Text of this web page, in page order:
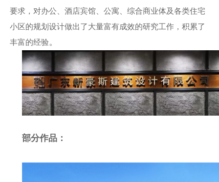
要求，对办公、酒店宾馆、公寓、综合商业体及各类住宅
小区的规划设计做出了大量富有成效的研究工作，积累了
丰富的经验。
部分作品：